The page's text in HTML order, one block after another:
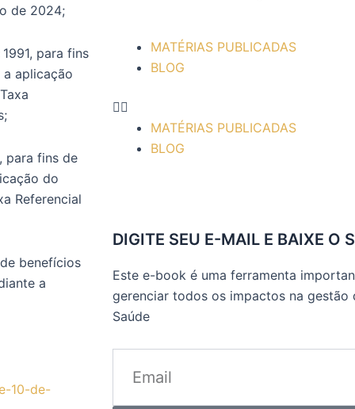
de 2024;
para fins
aplicação
para fins de
do
Referencial
benefícios
a
10-de-
MATÉRIAS PUBLICADAS
BLOG
MATÉRIAS PUBLICADAS
BLOG
DIGITE SEU E-MAIL E BAIXE O
Este e-book é uma ferramenta
gerenciar todos os impactos na gestão
Saúde